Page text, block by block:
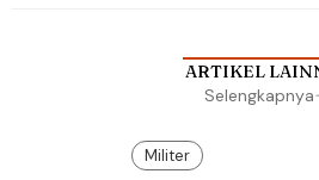
ARTIKEL
Selengkapnya
Militer